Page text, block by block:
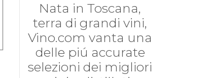
Nata in Toscana,
terra di grandi vini,
Vino.com vanta una
delle piú accurate
selezioni dei migliori